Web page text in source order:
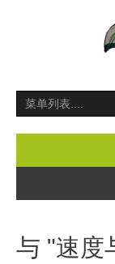
与 "速度